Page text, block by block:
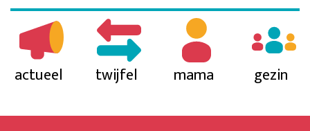
actueel twijfel mama gezin